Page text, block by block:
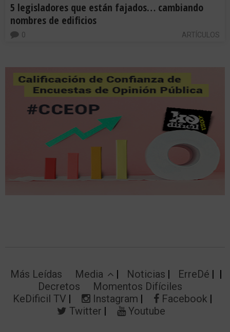
5 legisladores que están fajados… cambiando
nombres de edificios
ARTÍCULOS
0
Más Leídas Media Noticias
ErreDé
Decretos
Momentos Difíciles
KeDificil TV
Instagram
Facebook
Twitter
Youtube